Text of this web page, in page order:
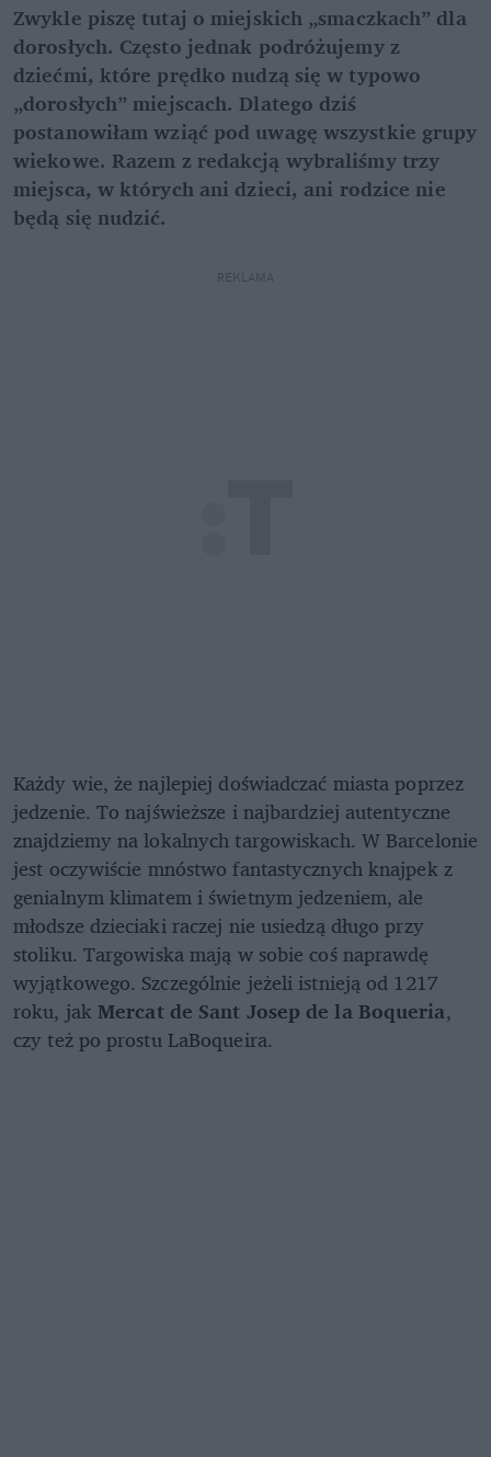
Zwykle piszę tutaj o miejskich „smaczkach” dla
dorosłych. Często jednak podróżujemy z
dziećmi, które prędko nudzą się w typowo
„dorosłych” miejscach. Dlatego dziś
postanowiłam wziąć pod uwagę wszystkie grupy
wiekowe. Razem z redakcją wybraliśmy trzy
miejsca, w których ani dzieci, ani rodzice nie
będą się nudzić.
REKLAMA
Każdy wie, że najlepiej doświadczać miasta poprzez
jedzenie. To najświeższe i najbardziej autentyczne
znajdziemy na lokalnych targowiskach. W Barcelonie
jest oczywiście mnóstwo fantastycznych knajpek z
genialnym klimatem i świetnym jedzeniem, ale
młodsze dzieciaki raczej nie usiedzą długo przy
stoliku. Targowiska mają w sobie coś naprawdę
wyjątkowego. Szczególnie jeżeli istnieją od 1217
roku, jakMercat de Sant Josep de la Boqueria,
czy też po prostu LaBoqueira.